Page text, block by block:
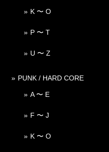
K 〜 O
P 〜 T
U 〜 Z
PUNK / HARD CORE
A 〜 E
F 〜 J
K 〜 O